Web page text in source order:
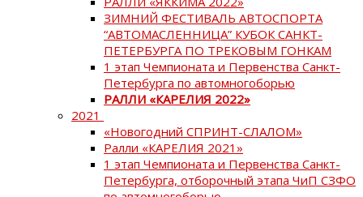
ЗИМНИЙ ФЕСТИВАЛЬ АВТОСПОРТА
“АВТОМАСЛЕННИЦА” КУБОК САНКТ-
ПЕТЕРБУРГА ПО ТРЕКОВЫМ ГОНКАМ
1 этап Чемпионата и Первенства Санкт-
Петербурга по автомногоборью
РАЛЛИ «КАРЕЛИЯ 2022»
2021
«Новогодний СПРИНТ-СЛАЛОМ»
Ралли «КАРЕЛИЯ 2021»
1 этап Чемпионата и Первенства Санкт-
Петербурга, отборочный этапа ЧиП СЗФО